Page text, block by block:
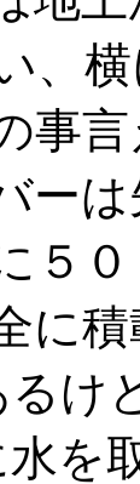
、
事言
ー
５
に
るけ
水を